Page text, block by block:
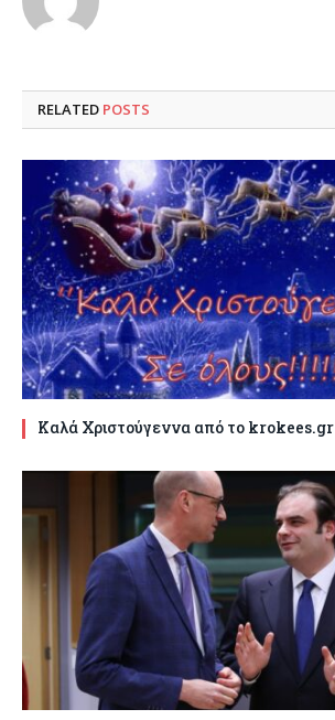
RELATED POSTS
Καλά Χριστούγεννα από το krokees.gr